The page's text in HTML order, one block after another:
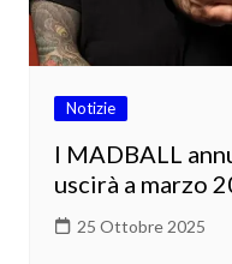
Notizie
I MADBALL
uscirà a marzo
25 Ottobre 2025